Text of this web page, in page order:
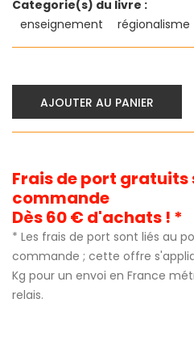
Categorie(s) du livre :
enseignement
régionalisme
AJOUTER AU PANIER
Frais de port gratuits
commande
Dès 60 € d'achats ! *
* Les frais de port sont liés au
commande ; cette offre
Kg pour un envoi en France
relais.